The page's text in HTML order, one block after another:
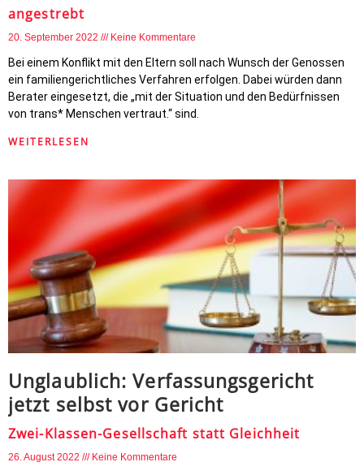
angestrebt
20. September 2022 Keine Kommentare
Bei einem Konflikt mit den Eltern soll nach Wunsch der Genossen
ein familiengerichtliches Verfahren erfolgen. Dabei würden dann
Berater eingesetzt, die „mit der Situation und den Bedürfnissen
von trans* Menschen vertraut.“ sind.
WEITERLESEN
Unglaublich: Verfassungsgericht
jetzt selbst vor Gericht
Zwei-Klassen-Gesellschaft statt Gleichheit
26. August 2022 Keine Kommentare